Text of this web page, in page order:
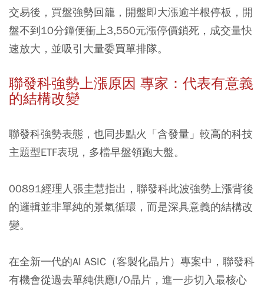
交易後，買盤強勢回籠，開盤即大漲逾半根停板，開
盤不到10分鐘便衝上3,550元漲停價鎖死，成交量快
速放大，並吸引大量委買單排隊。
聯發科強勢上漲原因 專家：代表有意義
的結構改變
聯發科強勢表態，也同步點火「含發量」較高的科技
主題型ETF表現，多檔早盤領跑大盤。
00891經理人張圭慧指出，聯發科此波強勢上漲背後
的邏輯並非單純的景氣循環，而是深具意義的結構改
變。
在全新一代的AI ASIC（客製化晶片）專案中，聯發科
有機會從過去單純供應I/O晶片，進一步切入最核心